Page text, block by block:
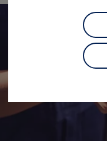
Lifestyle Shop
T-Roc
Golf
ID.
R-
#wedriveproud
Besitzer und Service